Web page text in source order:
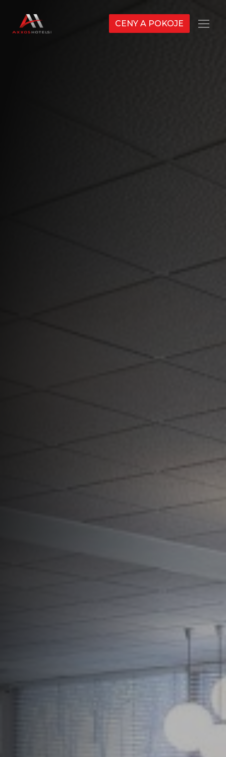
Menu
CENY A POKOJE